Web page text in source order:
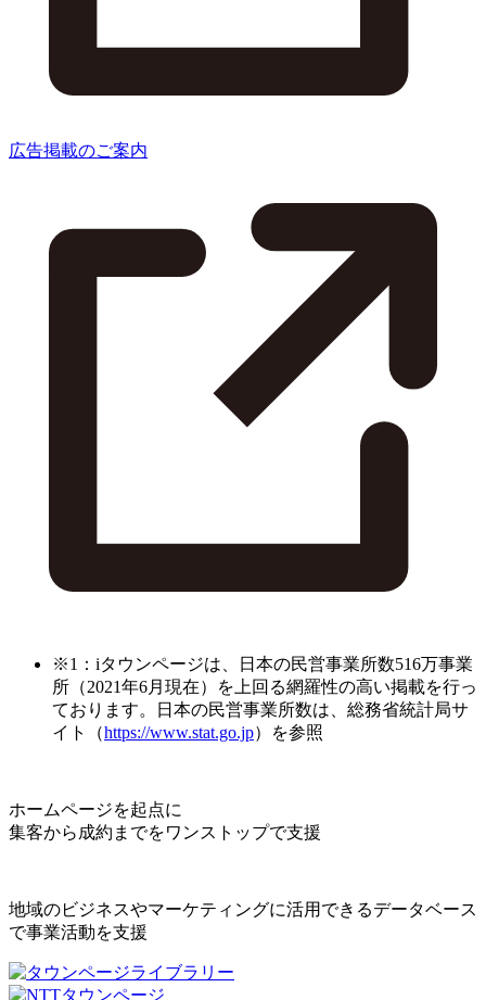
広告掲載のご案内
※1：iタウンページは、日本の民営事業所数516万事業
所（2021年6月現在）を上回る網羅性の高い掲載を行っ
ております。日本の民営事業所数は、総務省統計局サ
イト（https://www.stat.go.jp）を参照
ホームページを起点に
集客から成約までをワンストップで支援
地域のビジネスやマーケティングに活用できるデータベース
で事業活動を支援